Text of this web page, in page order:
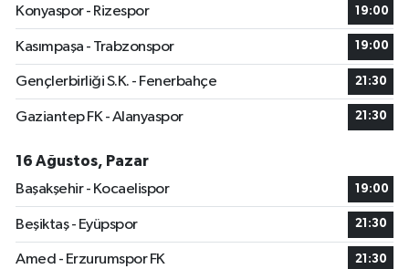
Konyaspor - Rizespor
19:00
Kasımpaşa - Trabzonspor 19:00
Gençlerbirliği S.K. - Fenerbahçe 21:30
Gaziantep FK - Alanyaspor 21:30
16 Ağustos, Pazar
Başakşehir - Kocaelispor
19:00
Beşiktaş - Eyüpspor 21:30
Amed - Erzurumspor FK 21:30